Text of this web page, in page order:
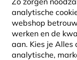
analytische
webshop
werken en de
aan. Kies je Alles
analytische,